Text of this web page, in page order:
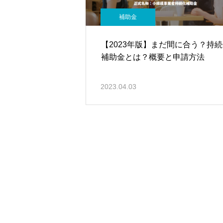
補助金
【2023年版】まだ間に合う？持
補助金とは？概要と申請方法
2023.04.03